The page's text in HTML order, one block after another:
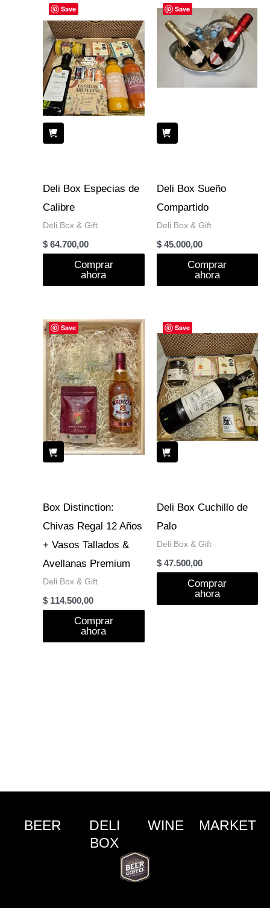
Save
Deli Box Especias de
Calibre
Deli Box & Gift
$ 64.700,00
Comprar
ahora
Save
Deli Box Sueño
Compartido
Deli Box & Gift
$45.000,00
Comprar
ahora
Save
Box Distinction:
Chivas Regal 12 Años
+ Vasos Tallados &
Avellanas Premium
Deli Box & Gift
$ 114.500,00
Comprar
ahora
Save
Deli Box Cuchillo de
Palo
Deli Box & Gift
$47.500,00
Comprar
ahora
BEER
DELI
BOX
WINE MARKET